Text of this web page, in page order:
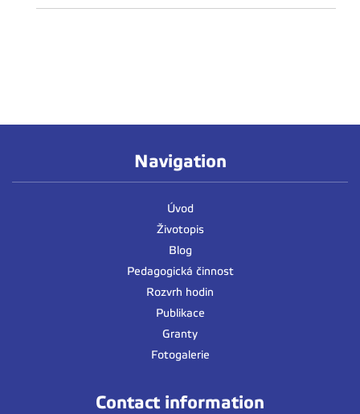
Navigation
Úvod
Životopis
Blog
Pedagogická činnost
Rozvrh hodin
Publikace
Granty
Fotogalerie
Contact information